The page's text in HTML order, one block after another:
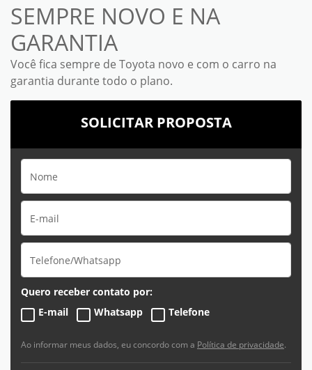
SEMPRE NOVO E NA
GARANTIA
Você fica sempre de Toyota novo e com o carro na
garantia durante todo o plano.
SOLICITAR PROPOSTA
Quero receber contato por:
E-mail
Whatsapp Telefone
Ao informar meus dados, eu concordo com a Política de privacidade.